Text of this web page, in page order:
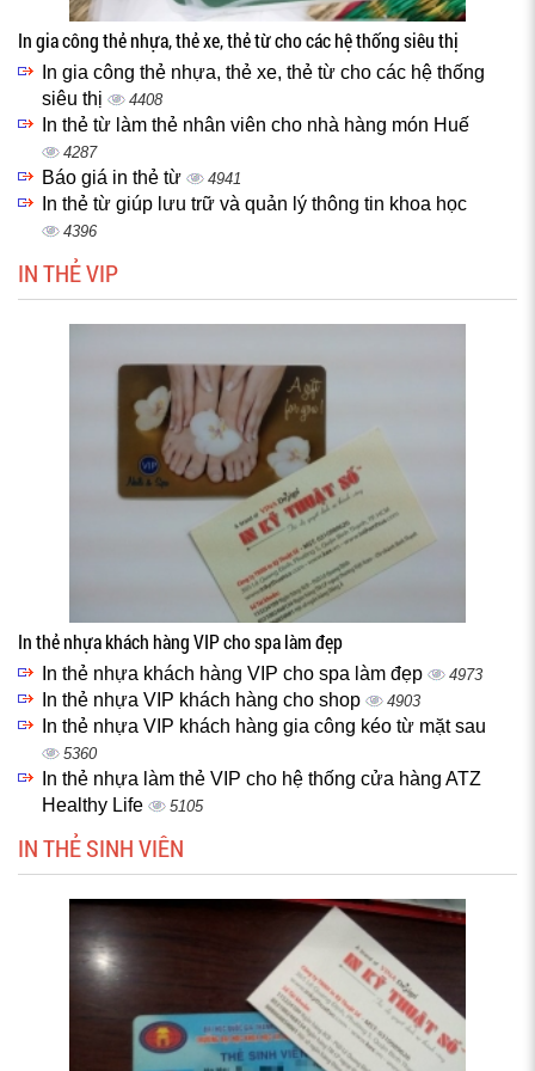
In gia công thẻ nhựa, thẻ xe, thẻ từ cho các hệ thống siêu thị
In gia công thẻ nhựa, thẻ xe, thẻ từ cho các hệ thống
siêu thị
4408
In thẻ từ làm thẻ nhân viên cho nhà hàng món Huế
4287
Báo giá in thẻ từ 4941
In thẻ từ giúp lưu trữ và quản lý thông tin khoa học
4396
IN THẺ VIP
In thẻ nhựa khách hàng VIP cho spa làm đẹp
In thẻ nhựa khách hàng VIP cho spa làm đẹp 4973
In thẻ nhựa VIP khách hàng cho shop 4903
In thẻ nhựa VIP khách hàng gia công kéo từ mặt sau
5360
In thẻ nhựa làm thẻ VIP cho hệ thống cửa hàng ATZ
Healthy Life
5105
IN THẺ SINH VIÊN